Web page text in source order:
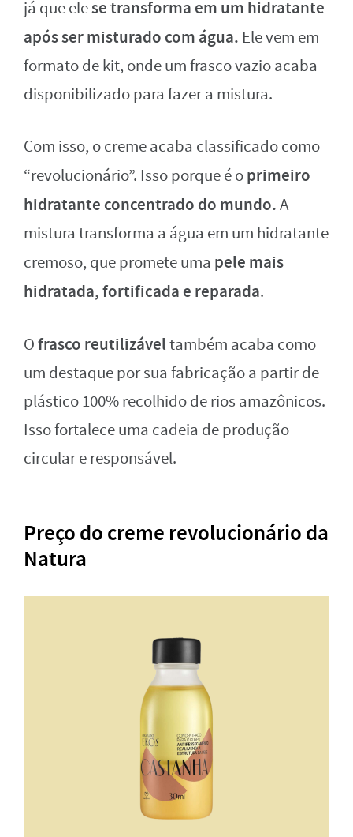
já que elese transforma em um hidratante
após ser misturado com água. Ele vem em
formato de kit, onde um frasco vazio acaba
disponibilizado para fazer a mistura.
Com isso, o creme acaba classificado como
“revolucionário”. Isso porque é oprimeiro
hidratante concentrado do mundo.A
mistura transforma a água em um hidratante
cremoso, que promete uma pele mais
hidratada, fortificada e reparada.
Ofrasco reutilizáveltambém acaba como
um destaque por sua fabricação a partir de
plástico 100% recolhido de rios amazônicos.
Isso fortalece uma cadeia de produção
circular e responsável.
Preço do creme revolucionário da
Natura